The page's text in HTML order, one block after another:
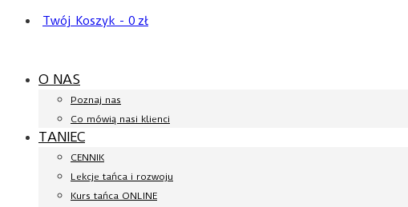
Twój Koszyk - 0 zł
O NAS
Poznaj nas
Co mówią nasi klienci
TANIEC
CENNIK
Lekcje tańca i rozwoju
Kurs tańca ONLINE